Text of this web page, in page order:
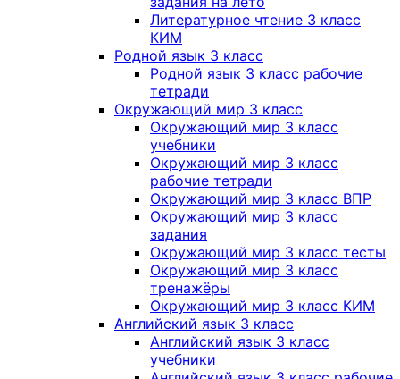
Литературное чтение 3 класс
КИМ
Родной язык 3 класс
Родной язык 3 класс рабочие
тетради
Окружающий мир 3 класс
Окружающий мир 3 класс
учебники
Окружающий мир 3 класс
рабочие тетради
Окружающий мир 3 класс ВПР
Окружающий мир 3 класс
задания
Окружающий мир 3 класс тесты
Окружающий мир 3 класс
тренажёры
Окружающий мир 3 класс КИМ
Английский язык 3 класс
Английский язык 3 класс
учебники